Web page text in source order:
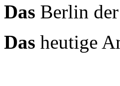
Das Berlin
Das heutige